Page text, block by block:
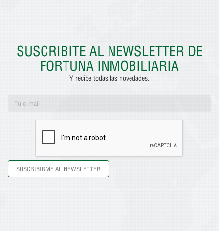
SUSCRIBITE AL NEWSLETTER DE
FORTUNA INMOBILIARIA
Y recibe todas las novedades.